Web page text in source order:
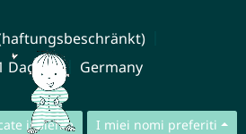
insieme I miei nomi preferiti
Dachau Germany